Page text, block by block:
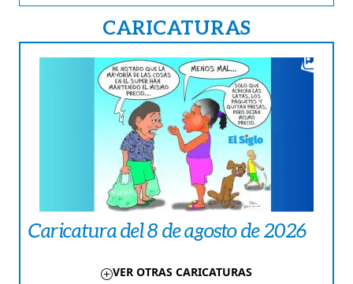
CARICATURAS
Caricatura del 8 de agosto de 2026
VER OTRAS CARICATURAS